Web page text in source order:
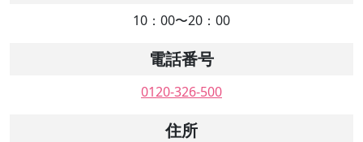
10：00〜20：00
電話番号
0120-326-500
住所